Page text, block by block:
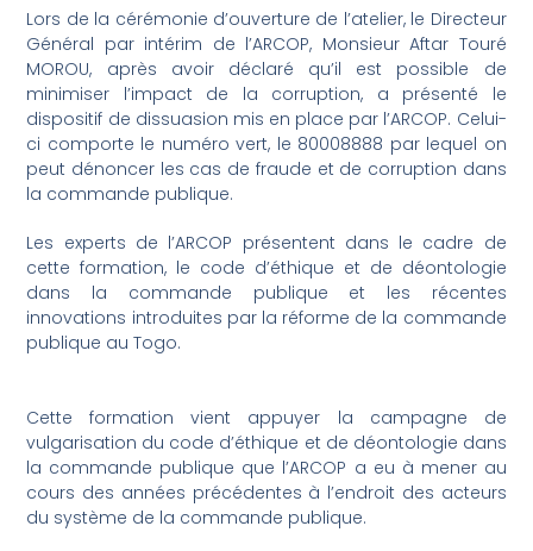
Lors de la cérémonie d’ouverture de l’atelier, le Directeur
Général par intérim de l’ARCOP, Monsieur Aftar Touré
MOROU, après avoir déclaré qu’il est possible de
minimiser l’impact de la corruption, a présenté le
dispositif de dissuasion mis en place par l’ARCOP. Celui-
ci comporte le numéro vert, le 80008888 par lequel on
peut dénoncer les cas de fraude et de corruption dans
la commande publique.
Les experts de l’ARCOP présentent dans le cadre de
cette formation, le code d’éthique et de déontologie
dans la commande publique et les récentes
innovations introduites par la réforme de la commande
publique au Togo.
Cette formation vient appuyer la campagne de
vulgarisation du code d’éthique et de déontologie dans
la commande publique que l’ARCOP a eu à mener au
cours des années précédentes à l’endroit des acteurs
du système de la commande publique.